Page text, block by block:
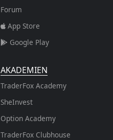
Forum
App Store
Google Play
AKADEMIEN
TraderFox Academy
SheInvest
Option Academy
TraderFox Clubhouse